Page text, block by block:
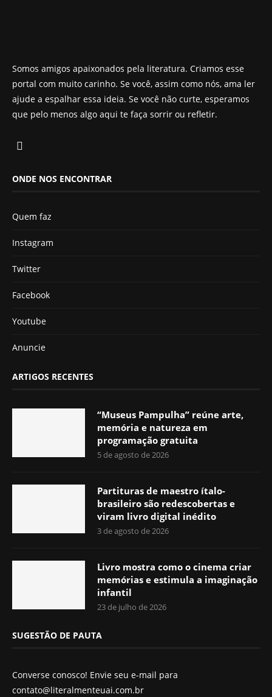
Somos amigos apaixonados pela literatura. Criamos esse
portal com muito carinho. Se você, assim como nós, ama ler
ajude a espalhar essa ideia. Se você não curte, esperamos
que pelo menos algo aqui te faça sorrir ou refletir.
ONDE NOS ENCONTRAR
Quem faz
Instagram
Twitter
Facebook
Youtube
Anuncie
ARTIGOS RECENTES
“Museus Pampulha” reúne arte,
memória e natureza em
programação gratuita
5 de agosto de 2026
Partituras de maestro ítalo-
brasileiro são redescobertas e
viram livro digital inédito
3 de agosto de 2026
Livro mostra como o cinema criar
memórias e estimula a imaginação
infantil
23 de julho de 2026
SUGESTÃO DE PAUTA
Converse conosco! Envie seu e-mail para
contato@literalmenteuai.com.br